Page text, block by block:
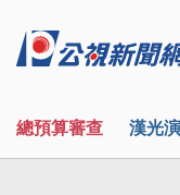
總預算審查 漢光